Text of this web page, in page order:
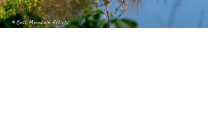
© Best Mountain Artists